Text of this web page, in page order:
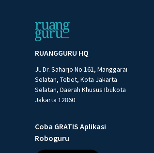
RUANGGURU HQ
Jl. Dr. Saharjo No.161, Manggarai
Selatan, Tebet, Kota Jakarta
Selatan, Daerah Khusus Ibukota
Jakarta 12860
Coba GRATIS Aplikasi
Roboguru